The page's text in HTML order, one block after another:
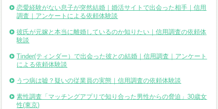
恋愛経験がない息子が突然結婚｜婚活サイトで出会った相手｜信用
調査｜アンケートによる依頼体験談
彼氏が元嫁と本当に離婚しているのか知りたい｜信用調査の依頼体
験談
Tinder(ティンダー）で出会った彼との結婚｜信用調査｜アンケート
による依頼体験談
うつ病は嘘？疑いの従業員の実態｜信用調査の依頼体験談
素性調査「マッチングアプリで知り合った男性からの脅迫」30歳女
性(東京)